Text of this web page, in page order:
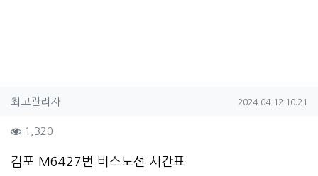
작성자 정보
최고관리자작성 작성일
2024.04.12 10:21
컨텐츠 정보
1,320
본문
김포 M6427번 버스노선 시간표